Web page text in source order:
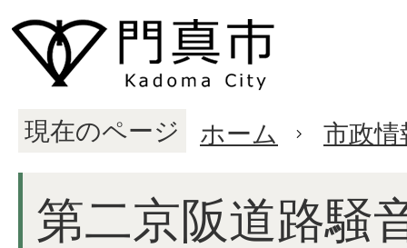
現在のページ ホーム 市政情
第二京阪道路騒